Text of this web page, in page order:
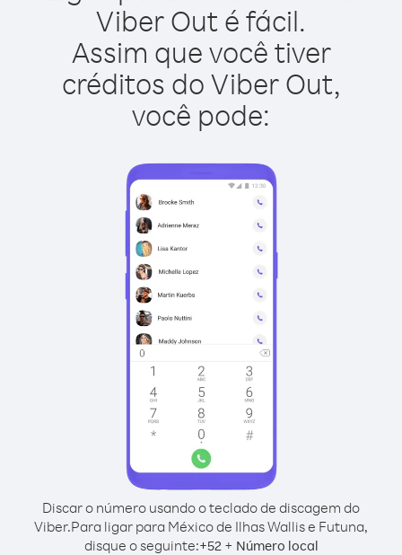
Viber Out é fácil.
Assim que você tiver
créditos do Viber Out,
você pode:
Discar o número usando o teclado de discagem do
Viber.Para ligar para México de Ilhas Wallis e Futuna,
disque o seguinte:+52+ Número local